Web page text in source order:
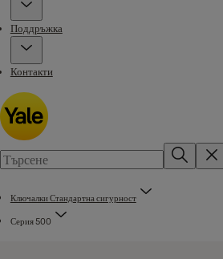
Поддръжка
Контакти
Ключалки Стандартна сигурност
Серия 500